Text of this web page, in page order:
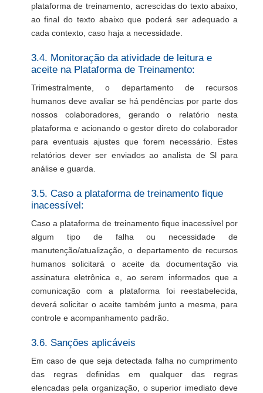
plataforma de treinamento, acrescidas do texto abaixo,
ao final do texto abaixo que poderá ser adequado a
cada contexto, caso haja a necessidade.
3.4. Monitoração da atividade de leitura e
aceite na Plataforma de Treinamento:
Trimestralmente, o departamento de recursos
humanos deve avaliar se há pendências por parte dos
nossos colaboradores, gerando o relatório nesta
plataforma e acionando o gestor direto do colaborador
para eventuais ajustes que forem necessário. Estes
relatórios dever ser enviados ao analista de Sl para
análise e guarda.
3.5. Caso a plataforma de treinamento fique
inacessível:
Caso a plataforma de treinamento fique inacessível por
algum tipo de falha ou necessidade de
manutenção/atualização, o departamento de recursos
humanos solicitará o aceite da documentação via
assinatura eletrônica e, ao serem informados que a
comunicação com a plataforma foi reestabelecida,
deverá solicitar o aceite também junto a mesma, para
controle e acompanhamento padrão.
3.6. Sanções aplicáveis
Em caso de que seja detectada falha no cumprimento
das regras definidas em qualquer das regras
elencadas pela organização, o superior imediato deve